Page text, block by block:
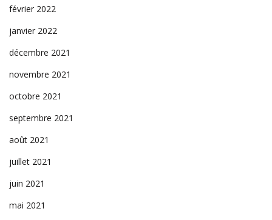
février 2022
janvier 2022
décembre 2021
novembre 2021
octobre 2021
septembre 2021
août 2021
juillet 2021
juin 2021
mai 2021